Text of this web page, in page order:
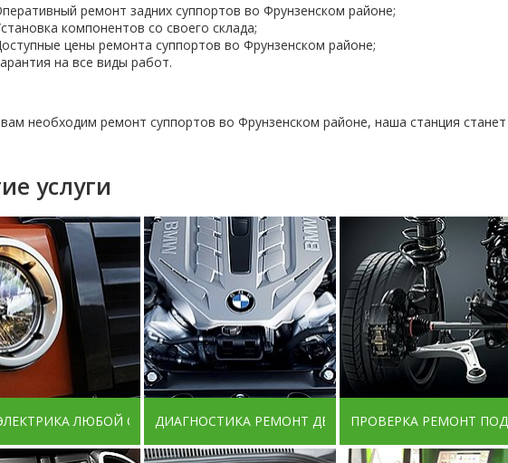
ремонт задних суппортов во Фрунзенском районе;
компонентов со своего склада;
цены ремонта суппортов во Фрунзенском районе;
на все виды работ.
необходим ремонт суппортов во Фрунзенском районе, наша станция
услуги
ЛЮБОЙ СЛОЖНОСТИДИАГНОСТИКА РЕМОНТ ДВИГАТЕЛЕЙПРОВЕРКА РЕМОНТ